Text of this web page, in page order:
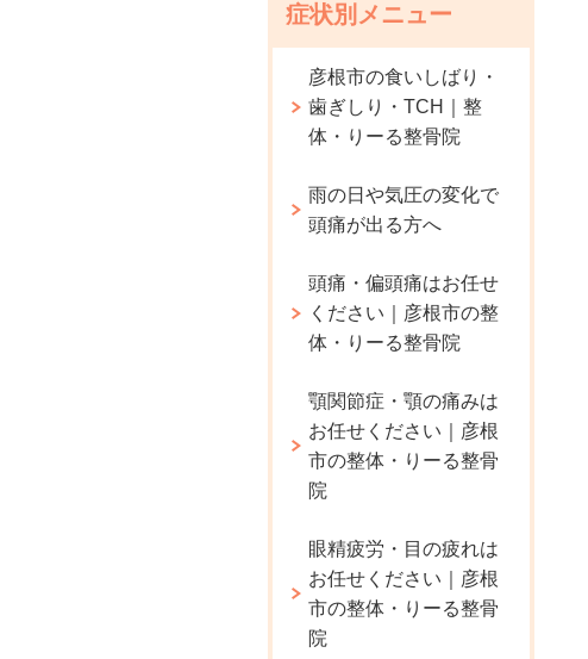
症状別メニュー
彦根市の食いしばり・
歯ぎしり・TCH｜整
体・りーる整骨院
雨の日や気圧の変化で
頭痛が出る方へ
頭痛・偏頭痛はお任せ
ください｜彦根市の整
体・りーる整骨院
顎関節症・顎の痛みは
お任せください｜彦根
市の整体・りーる整骨
院
眼精疲労・目の疲れは
お任せください｜彦根
市の整体・りーる整骨
院